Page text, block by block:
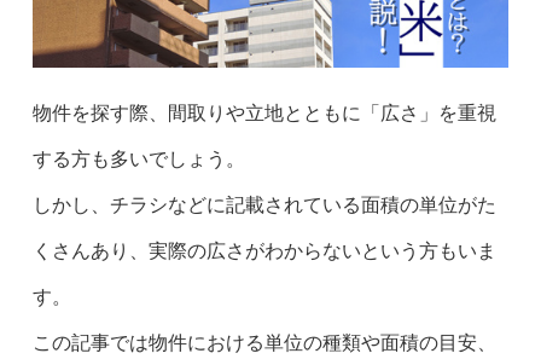
物件を探す際、間取りや立地とともに「広さ」を重視
する方も多いでしょう。
しかし、チラシなどに記載されている面積の単位がた
くさんあり、実際の広さがわからないという方もいま
す。
この記事では物件における単位の種類や面積の目安、